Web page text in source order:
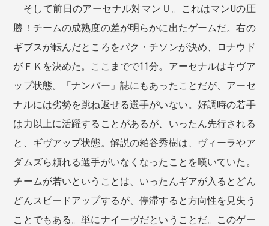
そして前日のアーセナル対マンＵ。これはマンUの圧
勝！チームの成熟度の差が明らかに出たゲームだ。右の
ギブスが転んだところをパク・チソンが決め、ロナウド
がＦＫを決めた。ここまでで11分。アーセナルはキヴア
ップ状態。「ナンバー」誌にもあったことだが、アーセ
ナルには劣勢を跳ね返せる選手がいない。好調時の若手
は力以上に活躍することがあるが、いったん先行される
と、ギヴアップ状態。解説の粕谷秀樹は、ヴィーラやア
ダムズら頼れる選手がいなくなったことを嘆いていた。
チームが若いということは、いったんギアが入るとどん
どんスピードアップするが、停滞すると方向性を見失う
ことでもある。単にナイーヴだということだ。このゲー